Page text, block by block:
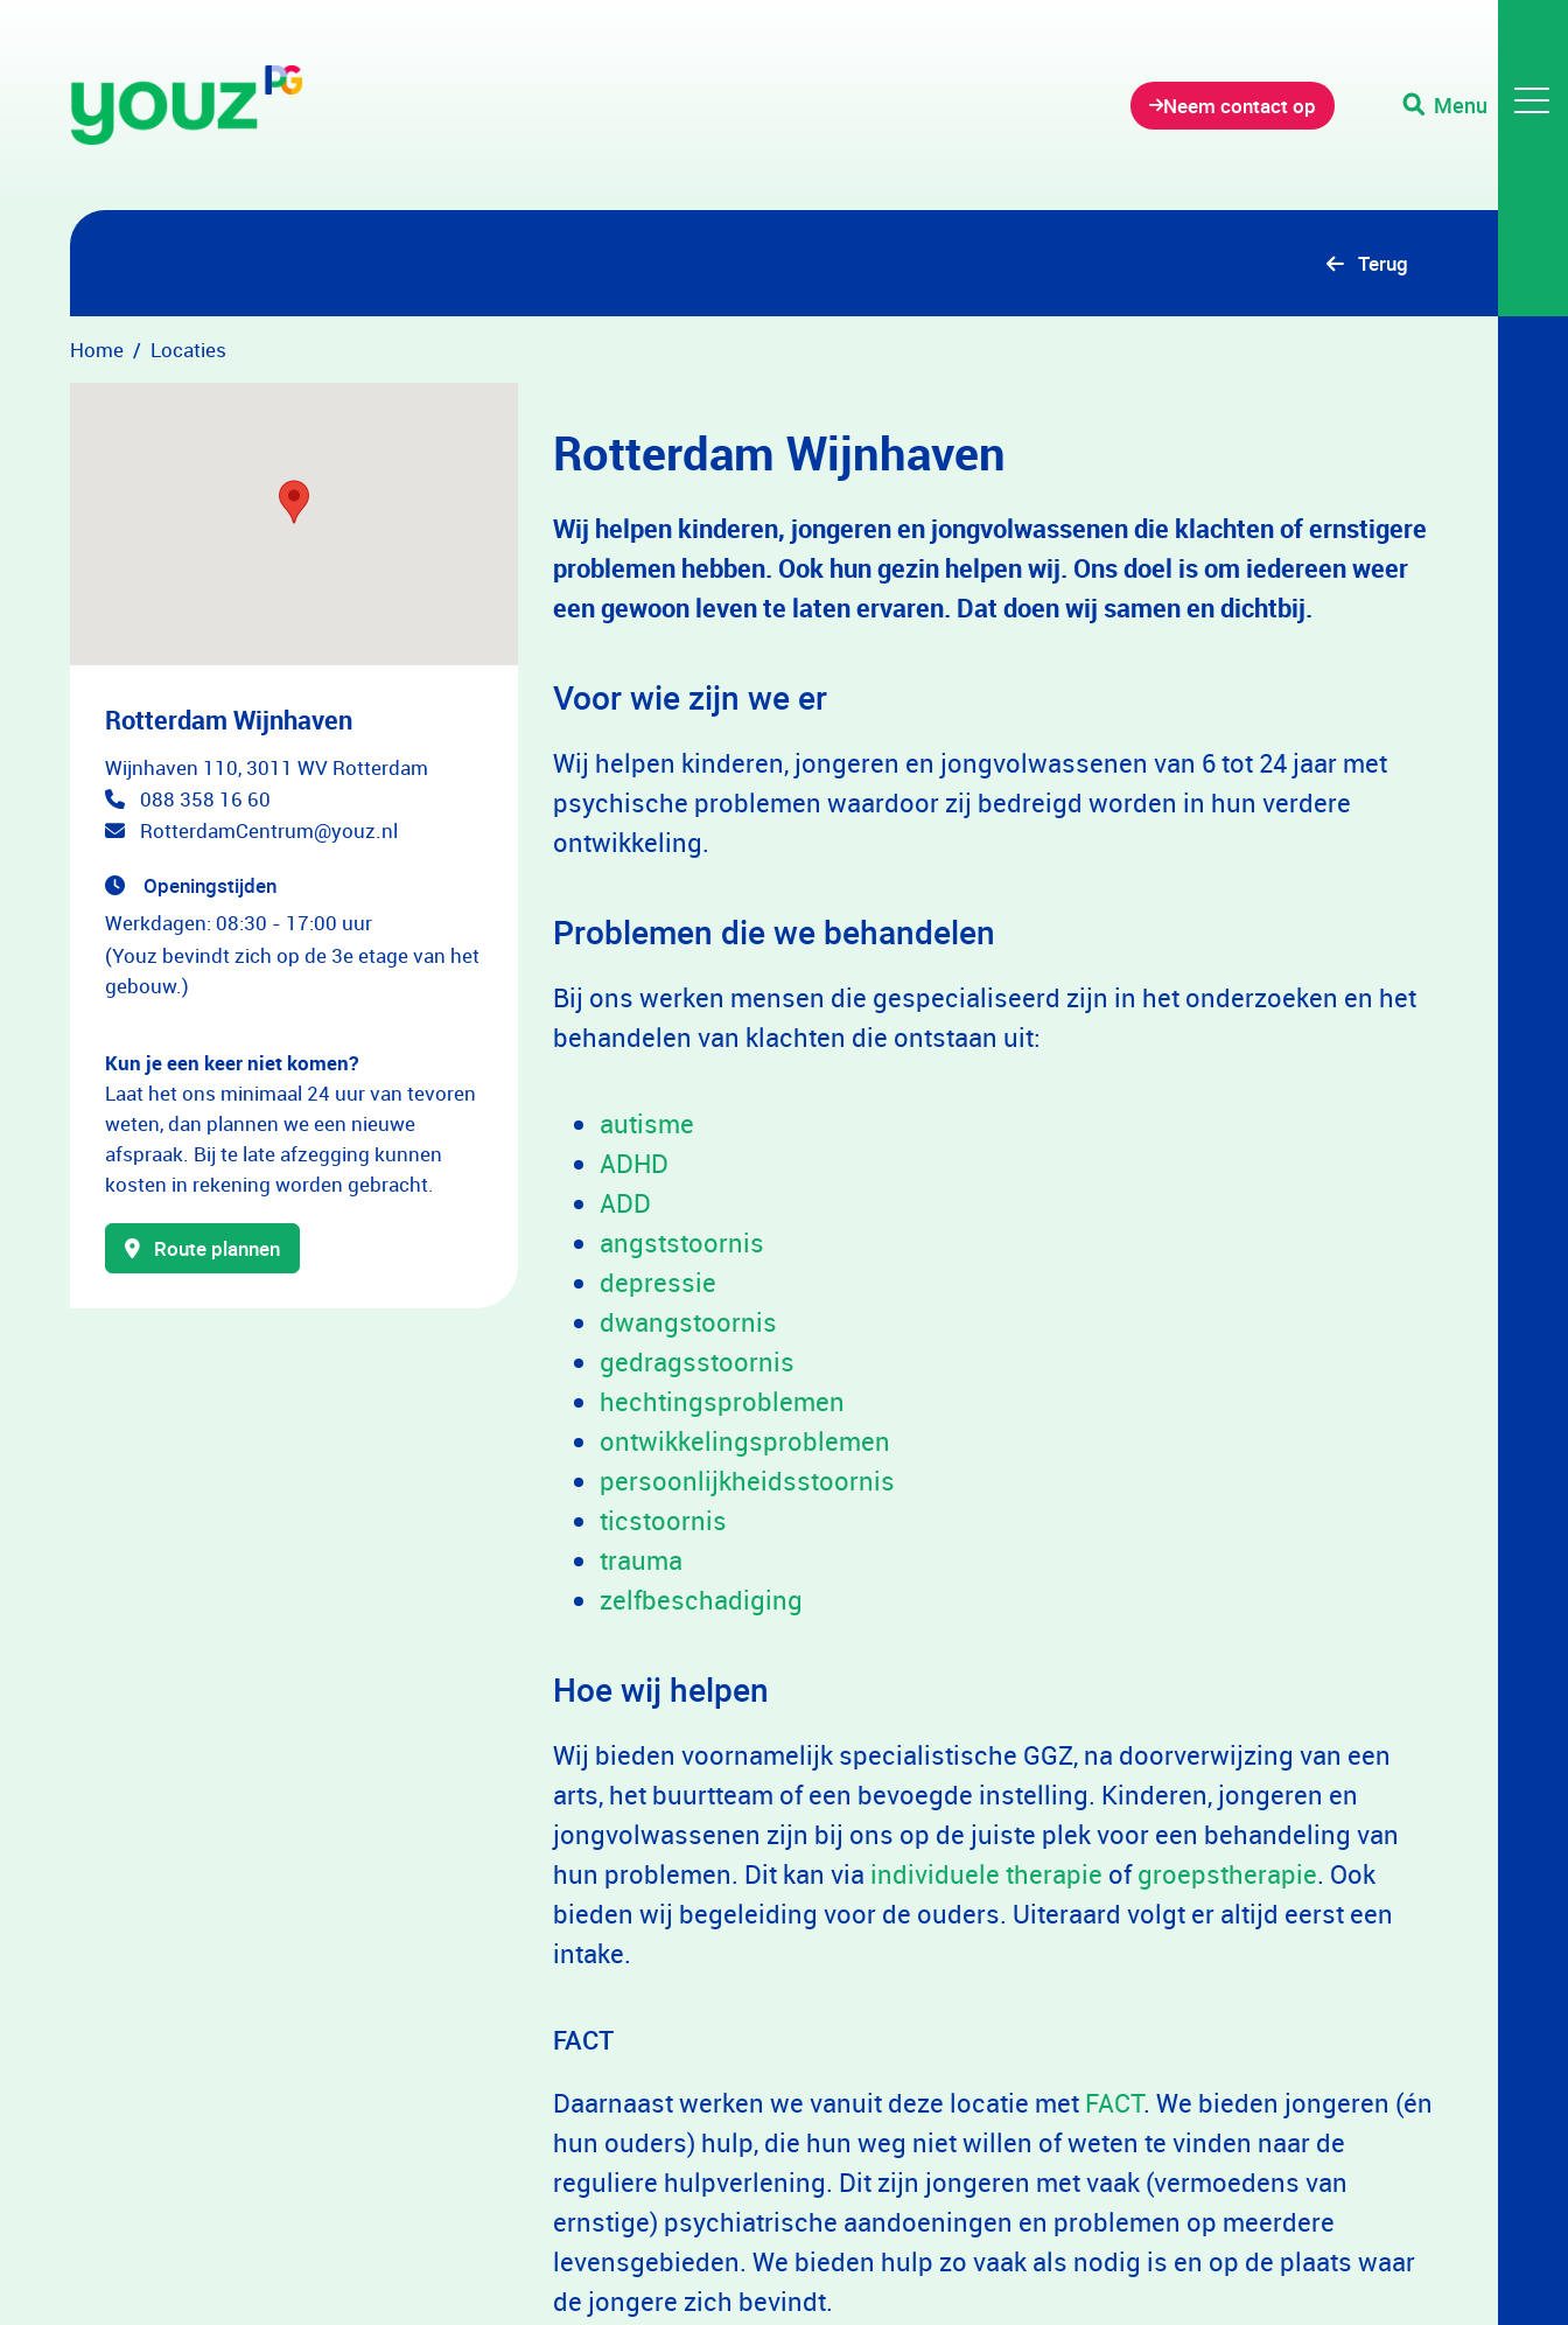
Neem contact op Menu
Terug
Home Locaties
Rotterdam Wijnhaven
Wijnhaven 110, 3011 WV Rotterdam
088 358 16 60
RotterdamCentrum@youz.nl
Openingstijden
Werkdagen: 08:30 - 17:00 uur
(Youz bevindt zich op de 3e etage van het
gebouw.)
Kun je een keer niet komen?
Laat het ons minimaal 24 uur van tevoren
weten, dan plannen we een nieuwe
afspraak. Bij te late afzegging kunnen
kosten in rekening worden gebracht.
Route plannen
Rotterdam Wijnhaven
Wij helpen kinderen, jongeren en jongvolwassenen die klachten of ernstigere
problemen hebben. Ook hun gezin helpen wij. Ons doel is om iedereen weer
een gewoon leven te laten ervaren. Dat doen wij samen en dichtbij.
Voor wie zijn we er
Wij helpen kinderen, jongeren en jongvolwassenen van 6 tot 24 jaar met
psychische problemen waardoor zij bedreigd worden in hun verdere
ontwikkeling.
Problemen die we behandelen
Bij ons werken mensen die gespecialiseerd zijn in het onderzoeken en het
behandelen van klachten die ontstaan uit:
autisme
ADHD
ADD
angststoornis
depressie
dwangstoornis
gedragsstoornis
hechtingsproblemen
ontwikkelingsproblemen
persoonlijkheidsstoornis
ticstoornis
trauma
zelfbeschadiging
Hoe wij helpen
Wij bieden voornamelijk specialistische GGZ, na doorverwijzing van een
arts, het buurtteam of een bevoegde instelling. Kinderen, jongeren en
jongvolwassenen zijn bij ons op de juiste plek voor een behandeling van
hun problemen. Dit kan via individuele therapie ofgroepstherapie. Ook
bieden wij begeleiding voor de ouders. Uiteraard volgt er altijd eerst een
intake.
FACT
Daarnaast werken we vanuit deze locatie met FACT. We bieden jongeren (én
hun ouders) hulp, die hun weg niet willen of weten te vinden naar de
reguliere hulpverlening. Dit zijn jongeren met vaak (vermoedens van
ernstige) psychiatrische aandoeningen en problemen op meerdere
levensgebieden. We bieden hulp zo vaak als nodig is en op de plaats waar
de jongere zich bevindt.